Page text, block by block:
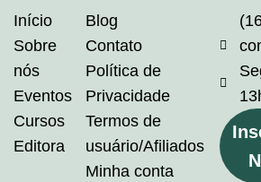
Início
Sobre
nós
Eventos
Cursos
Editora
Blog
Contato
Política de
Privacidade
Termos de
usuário/Afiliados
Minha conta